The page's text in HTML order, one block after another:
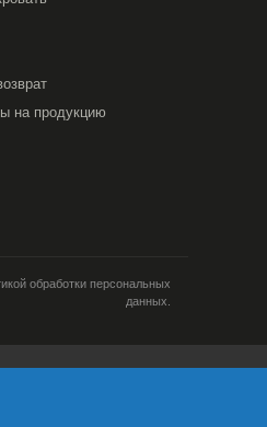
на продукцию
обработки персональных
данных.